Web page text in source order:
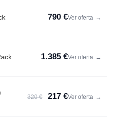
790 €Ver oferta →
1.385 €Ver oferta →
320 € 217 €Ver oferta →